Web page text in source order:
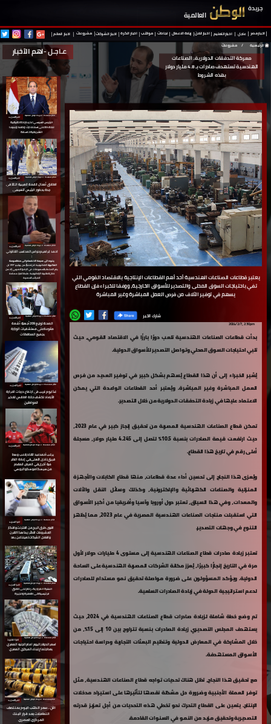
جريدة
العالمية
نجاحات اخبار مصر ريادةالاعمال اخبار الفن عاجل اخبار التعليم مواهب اخبارالكرة مشروعات اخبارالشركات اخبارالعالم
الرئيسية
/ مشروعات اهم الآخبارعـاجـل -
معركة التدفقات الدولارية.. الصناعات
الهندسية تستهدف صادرات بـ 4.8 مليار دولار
بهذه الشروط
اقرا المزيد الأكثر مشاهدة ⇵ جريدة الوطن العالمية
الرئيس السيسي: لدينا إرادة حقيقية
للحفاظ على استثمارات وطننا وبنيتنا
التشريعية حاسمة
اقرا المزيد الأكثر مشاهدة ⇵ جريدة الوطن العالمية
انطلاق أعمال القمة العربية الـ32 في
جدةبحضور الرئيس السيسي
اقرا المزيد الأكثر مشاهدة ⇵ جريدة الوطن العالمية
احمد ابراهيم حواس المحاسب القانوني
ينوه الى سرعة الانضمام الى منظمومة
الفاتورةالالكترونية لان اعتباراً من يوليو ٢٠٢٣
لن
يتم الاعتداد بالمصروفات في الإقرار الضريبي إلا من
خلال الفاتورة الإلكترونية طبقا لقرار مصلحة
الضرائب المصرية
اقرا المزيد الأكثر مشاهدة ⇵ جريدة الوطن العالمية
الصحة: توزيع 209 أجهزة أشعة
متنوعة على مستشفيات الوزارة
بجميع المحافظات
اقرا المزيد الأكثر مشاهدة ⇵ جريدة الوطن العالمية
غدًا يوم غريب في ارتفاع درجات الحرارة
الأرصاد تكشف حالة الطقس لتحذير
المواطنين
اقرا المزيد الأكثر مشاهدة ⇵ جريدة الوطن العالمية
يرغب أحمد عبد القادر لاعب وسط
فريق نادى الأهلى في إعادة النظر
مرة أخرى في العرض المقدم
من سيسكا موسكو الروسي
اقرا المزيد الأكثر مشاهدة ⇵ جريدة الوطن العالمية
اقوى طرق الربح من الانترنت وافكار
المشروعات الاكثر ربحا هذا القرن
وافضل الشركات تعيننا عن بعد
اقرا المزيد الأكثر مشاهدة ⇵ جريدة الوطن العالمية
النشرة المرورية.. زحام على الطرق
الرئيسية فى القاهرة والجيزة
اقرا المزيد الأكثر مشاهدة ⇵ جريدة الوطن العالمية
اقرا المزيد الأكثر مشاهدة ⇵ جريدة الوطن العالمية
الآن.. سعر الذهب اليومبمنتصف
التعاملات بعد قرار البنك
المركزي المصري
يعتبر قطاعات الصناعات الهندسية أحد أهم القطاعات الإنتاجية بالاقتصاد القومي التي
تفي باحتياجات السوق المحلى والتصدير للأسواق الخارجية، ووفقا للخبراء فإن القطاع
يسهم في توفير الآلاف من فرص العمل المباشرة وغير المباشرة
شارك الخبر
بدأت قطاعات الصناعات الهندسية تلعب دورًا بارزًا في الاقتصاد القومي، حيث
تلبي احتياجات السوق المحلي وتواصل التصدير للأسواق الدولية.
يُشير الخبراء إلى أن هذا القطاع يُسهم بشكل كبير في توفير العديد من فرص
العمل المباشرة وغير المباشرة. ويُعتبر أحد القطاعات الواعدة التي يمكن
الاعتماد عليها في زيادة التدفقات الدولارية من خلال التصدير.
تمكن قطاع الصناعات الهندسية المصرية من تحقيق إنجاز كبير في عام 2023،
حيث ارتفعت قيمة الصادرات بنسبة 10.5٪ لتصل إلى 4.245 مليار دولار، مسجلة
أعلى رقم في تاريخ هذا القطاع.
ويُعزى هذا النجاح إلى تحسين أداء عدة قطاعات، منها قطاع الكابلات والأجهزة
المنزلية والصناعات الكهربائية والإلكترونية، وكذلك وسائل النقل والآلات
والمعدات، وفي هذا السياق، تعتبر دول أوروبا وآسيا وأفريقيا من أكبر الأسواق
التي استقبلت منتجات الصناعات الهندسية المصرية في عام 2023، مما يُظهر
التنوع في وجهات التصدير.
تعتبر زيادة صادرات قطاع الصناعات الهندسية إلى مستوى 4 مليارات دولار لأول
مرة في التاريخ إنجازًا كبيرًا، يُعزز مكانة الشركات المصرية الهندسية على الساحة
الدولية. ويؤكد المسؤولون على ضرورة مواصلة تحقيق نمو مستدام للصادرات
لدعم استراتيجية الدولة في زيادة الصادرات السلعية.
تم وضع خطة شاملة لزيادة صادرات قطاع الصناعات الهندسية في 2024، حيث
يستهدف المجلس التصديري زيادة الصادرات بنسبة تتراوح بين 10 إلى 15٪، من
خلال المشاركة في المعارض الدولية وتنظيم البعثات التجارية ودراسة احتياجات
الأسواق المستهدفة.
مع تحقيق هذا النجاح، تظل هناك تحديات تواجه قطاع الصناعات الهندسية، مثل
توفر العملة الأجنبية وضرورة حل مشكلة نقصها لتأثيرها على استيراد مدخلات
الإنتاج. يتعين على القطاع التحرك نحو تخطي هذه التحديات من أجل تعزيز قدرته
التصديرية وتحقيق مزيد من النمو في السنوات القادمة.
2024/2/7، 2:30pm
اسعر الدولار اليوم امام الجنيه المصري
بعداجتماع لبنك المركزي المصري